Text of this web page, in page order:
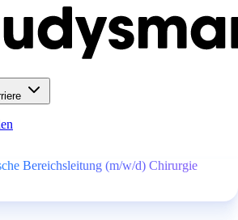
Bereichsleitung (m/w/d) Chirurgie